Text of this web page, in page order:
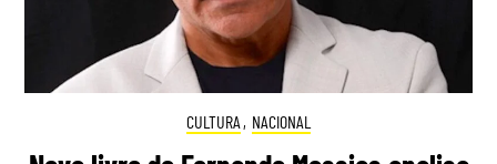
CULTURA , NACIONAL